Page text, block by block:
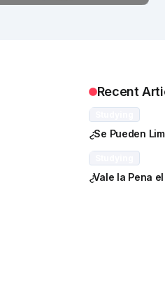
Recent
¿Se Pueden
¿Vale la Pena